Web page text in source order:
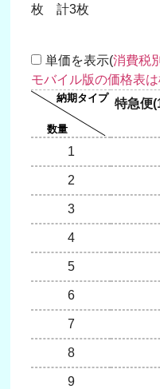
枚 計3枚
単価を表示(消費税
特急便
1
2
3
4
5
6
7
8
9